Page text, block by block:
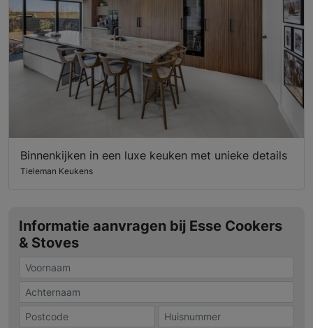
Binnenkijken in een luxe keuken met unieke details
Tieleman Keukens
Informatie aanvragen bij Esse Cookers
& Stoves